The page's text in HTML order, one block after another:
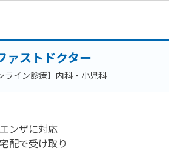
ァストドクター
ライン診療】内科・小児科
ンザに対応
配で受け取り